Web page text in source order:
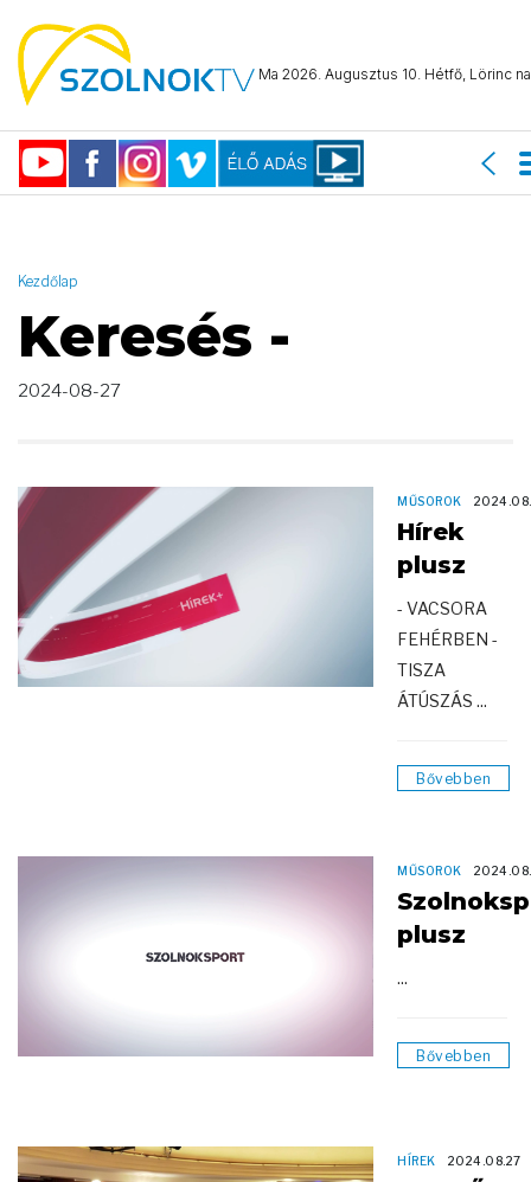
Ma 2026. Augusztus 10. Hétfő, Lörinc
"2024-08-27 23:59:59" )
Kezdőlap
Keresés -
2024-08-27
MŰSOROK
Hírek
plusz
- VACSORA
FEHÉRBEN -
TISZA
ÁTÚSZÁS ...
Bővebben
MŰSOROK
plusz
...
Bővebben
HÍREK 2024.08.27